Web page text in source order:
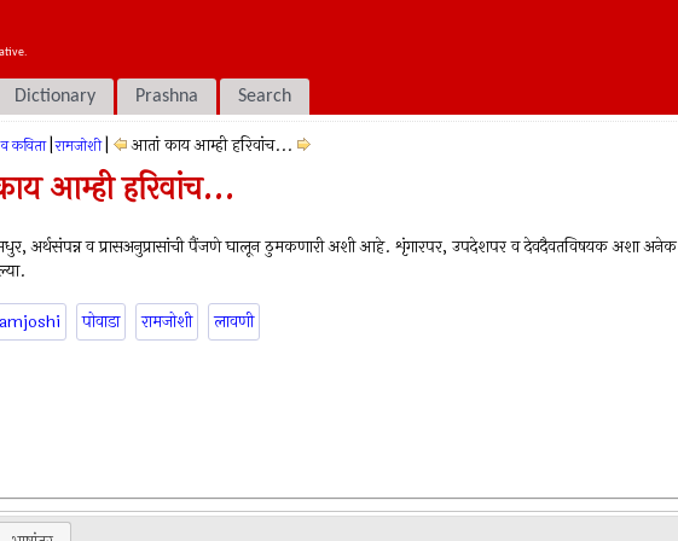
Dictionary Prashna Search
कविता रामजोशी आतां काय आम्ही हरिवांच...
आम्ही हरिवांच...
मधुर, अर्थसंपन्न व प्रासअनुप्रासांची पैंजणे घालून ठुमकणारी अशी आहे. शृंगारपर, उपदेशपर व देवदैवतविषयक अशा अनेक
पोवाडा रामजोशी लावणी